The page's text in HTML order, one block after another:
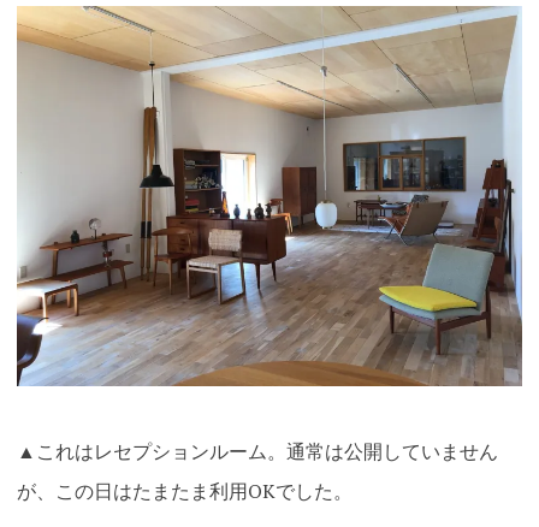
▲これはレセプションルーム。通常は公開していません
が、この日はたまたま利用OKでした。